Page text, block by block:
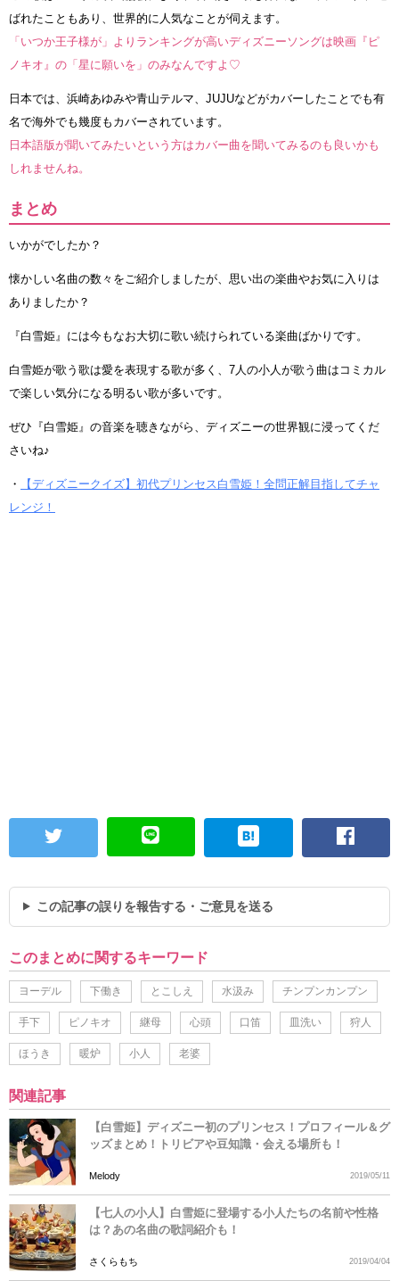
ばれたこともあり、世界的に人気なことが伺えます。
「いつか王子様が」よりランキングが高いディズニーソングは映画『ピ
ノキオ』の「星に願いを」のみなんですよ♡
日本では、浜崎あゆみや青山テルマ、JUJUなどがカバーしたことでも有
名で海外でも幾度もカバーされています。
日本語版が聞いてみたいという方はカバー曲を聞いてみるのも良いかも
しれませんね。
まとめ
いかがでしたか？
懐かしい名曲の数々をご紹介しましたが、思い出の楽曲やお気に入りは
ありましたか？
『白雪姫』には今もなお大切に歌い続けられている楽曲ばかりです。
白雪姫が歌う歌は愛を表現する歌が多く、7人の小人が歌う曲はコミカル
で楽しい気分になる明るい歌が多いです。
ぜひ『白雪姫』の音楽を聴きながら、ディズニーの世界観に浸ってくだ
さいね♪
・
【ディズニークイズ】初代プリンセス白雪姫！全問正解目指してチャ
レンジ！
この記事の誤りを報告する・ご意見を送る
このまとめに関するキーワード
ヨーデル 下働き とこしえ 水汲み チンプンカンプン
手下 ピノキオ 継母 心頭 口笛 皿洗い 狩人
ほうき 暖炉 小人 老婆
関連記事
【白雪姫】ディズニー初のプリンセス！プロフィール＆グ
ッズまとめ！トリビアや豆知識・会える場所も！
Melody 2019/05/11
【七人の小人】白雪姫に登場する小人たちの名前や性格
は？あの名曲の歌詞紹介も！
さくらもち 2019/04/04